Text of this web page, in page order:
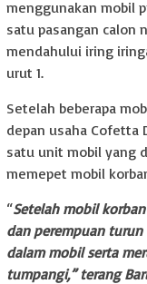
menggunakan mobil
satu pasangan calon
mendahului iring
urut 1.
Setelah beberapa
depan usaha Cofetta
satu unit mobil yang
memepet mobil
“Setelah mobil
dan perempuan
dalam mobil serta
tumpangi,” terang